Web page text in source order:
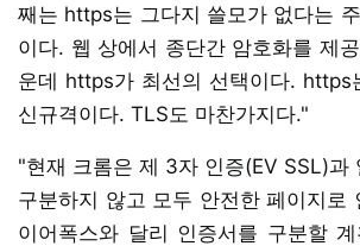
째는 https는 그다지 쓸모가 없다는
이다. 웹 상에서 종단간 암호화를 제
운데 https가 최선의 선택이다. https
신규격이다. TLS도 마찬가지다."
"현재 크롬은 제 3자 인증(EV SSL)과
구분하지 않고 모두 안전한 페이지로
이어폭스와 달리 인증서를 구분할